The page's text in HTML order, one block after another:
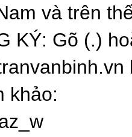
và trên
KÝ: Gõ (.)
khảo: